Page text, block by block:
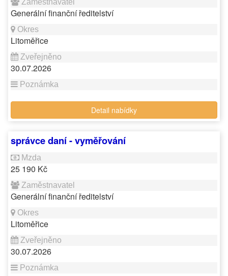
Generální finanční ředitelství
Litoměřice
30.07.2026
Detail nabídky
správce daní - vyměřování
25 190 Kč
Generální finanční ředitelství
Litoměřice
30.07.2026